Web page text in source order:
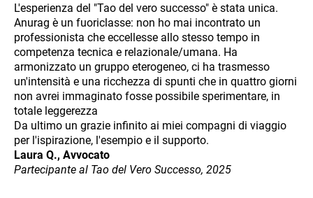
L'esperienza del "Tao del vero successo" è stata unica.
Anurag è un fuoriclasse: non ho mai incontrato un
professionista che eccellesse allo stesso tempo in
competenza tecnica e relazionale/umana. Ha
armonizzato un gruppo eterogeneo, ci ha trasmesso
un'intensità e una ricchezza di spunti che in quattro giorni
non avrei immaginato fosse possibile sperimentare, in
totale leggerezza
Da ultimo un grazie infinito ai miei compagni di viaggio
per l'ispirazione, l'esempio e il supporto.
Laura Q., Avvocato
Partecipante al Tao del Vero Successo, 2025